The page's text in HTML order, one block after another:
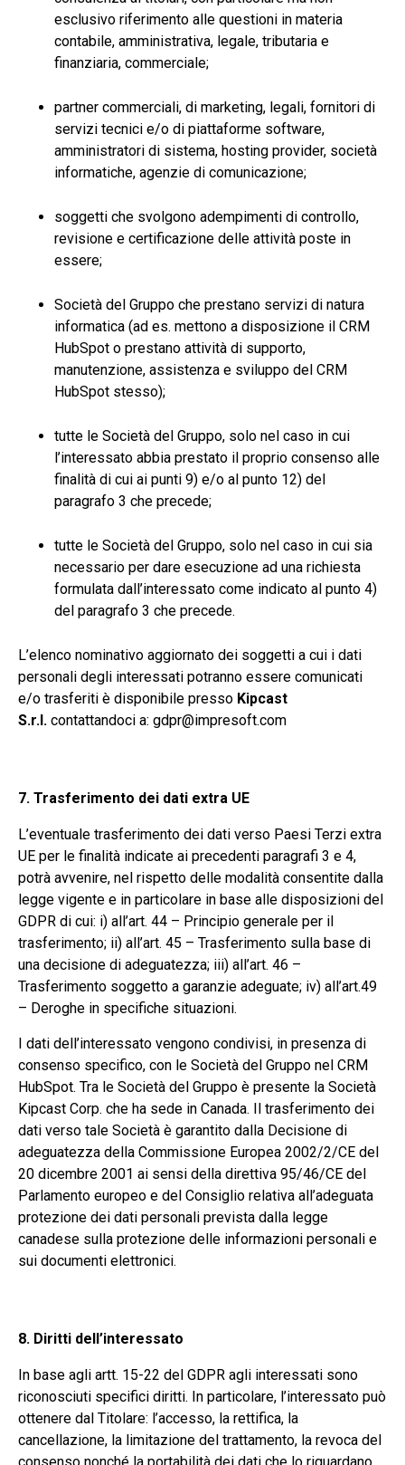
esclusivo riferimento alle questioni in materia
contabile, amministrativa, legale, tributaria e
finanziaria, commerciale;
partner commerciali, di marketing, legali, fornitori di
servizi tecnici e/o di piattaforme software,
amministratori di sistema, hosting provider, società
informatiche, agenzie di comunicazione;
soggetti che svolgono adempimenti di controllo,
revisione e certificazione delle attività poste in
essere;
Società del Gruppo che prestano servizi di natura
informatica (ad es. mettono a disposizione il CRM
HubSpot o prestano attività di supporto,
manutenzione, assistenza e sviluppo del CRM
HubSpot stesso);
tutte le Società del Gruppo, solo nel caso in cui
l’interessato abbia prestato il proprio consenso alle
finalità di cui ai punti 9) e/o al punto 12) del
paragrafo 3 che precede;
tutte le Società del Gruppo, solo nel caso in cui sia
necessario per dare esecuzione ad una richiesta
formulata dall’interessato come indicato al punto 4)
del paragrafo 3 che precede.
L’elenco nominativo aggiornato dei soggetti a cui i dati
personali degli interessati potranno essere comunicati
e/o trasferiti è disponibile presso Kipcast
S.r.l. contattandoci a: gdpr@impresoft.com
7. Trasferimento dei dati extra UE
L’eventuale trasferimento dei dati verso Paesi Terzi extra
UE per le finalità indicate ai precedenti paragrafi 3 e 4,
potrà avvenire, nel rispetto delle modalità consentite dalla
legge vigente e in particolare in base alle disposizioni del
GDPR di cui: i) all’art. 44 – Principio generale per il
trasferimento; ii) all’art. 45 – Trasferimento sulla base di
una decisione di adeguatezza; iii) all’art. 46 –
Trasferimento soggetto a garanzie adeguate; iv) all’art.49
– Deroghe in specifiche situazioni.
I dati dell’interessato vengono condivisi, in presenza di
consenso specifico, con le Società del Gruppo nel CRM
HubSpot. Tra le Società del Gruppo è presente la Società
Kipcast Corp. che ha sede in Canada. Il trasferimento dei
dati verso tale Società è garantito dalla Decisione di
adeguatezza della Commissione Europea 2002/2/CE del
20 dicembre 2001 ai sensi della direttiva 95/46/CE del
Parlamento europeo e del Consiglio relativa all’adeguata
protezione dei dati personali prevista dalla legge
canadese sulla protezione delle informazioni personali e
sui documenti elettronici.
8. Diritti dell’interessato
In base agli artt. 15-22 del GDPR agli interessati sono
riconosciuti specifici diritti. In particolare, l’interessato può
ottenere dal Titolare: l’accesso, la rettifica, la
cancellazione, la limitazione del trattamento, la revoca del